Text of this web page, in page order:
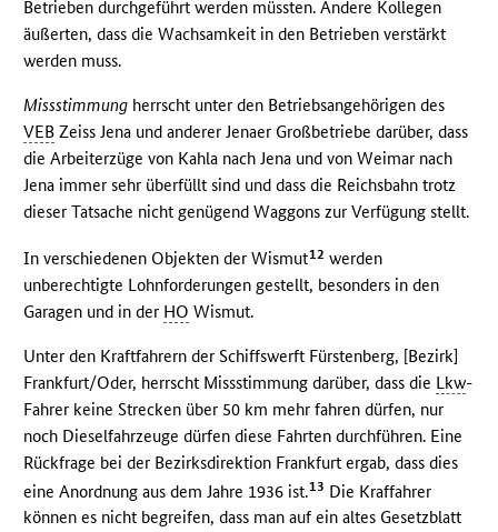
Betrieben durchgeführt werden müssten. Andere Kollegen
äußerten, dass die Wachsamkeit in den Betrieben verstärkt
werden muss.
Missstimmung herrscht unter den Betriebsangehörigen des
VEB Zeiss Jena und anderer Jenaer Großbetriebe darüber, dass
die Arbeiterzüge von Kahla nach Jena und von Weimar nach
Jena immer sehr überfüllt sind und dass die Reichsbahn trotz
dieser Tatsache nicht genügend Waggons zur Verfügung stellt.
In verschiedenen Objekten der Wismut12 werden
unberechtigte Lohnforderungen gestellt, besonders in den
Garagen und in der HO Wismut.
Unter den Kraftfahrern der Schiffswerft Fürstenberg, [Bezirk]
Frankfurt/Oder, herrscht Missstimmung darüber, dass die Lkw-
Fahrer keine Strecken über 50 km mehr fahren dürfen, nur
noch Dieselfahrzeuge dürfen diese Fahrten durchführen. Eine
Rückfrage bei der Bezirksdirektion Frankfurt ergab, dass dies
eine Anordnung aus dem Jahre 1936 ist.13 Die Kraffahrer
können es nicht begreifen, dass man auf ein altes Gesetzblatt